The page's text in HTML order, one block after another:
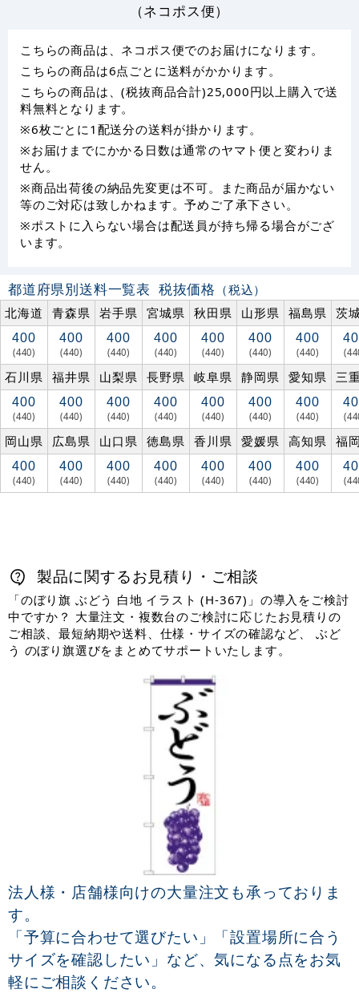
（ネコポス便）
こちらの商品は、ネコポス便でのお届けになります。
こちらの商品は6点ごとに送料がかかります。
こちらの商品は、(税抜商品合計)25,000円以上購入で送
料無料となります。
※6枚ごとに1配送分の送料が掛かります。
※お届けまでにかかる日数は通常のヤマト便と変わりま
せん。
※商品出荷後の納品先変更は不可。また商品が届かない
等のご対応は致しかねます。予めご了承下さい。
※ポストに入らない場合は配送員が持ち帰る場合がござ
います。
都道府県別送料一覧表 税抜価格 （税込）
北海道
青森県 岩手県 宮城県 秋田県 山形県 福島県 茨
400
(440)
400
(440)
400
(440)
400
(440)
400
(440)
400
(440)
400
(440)
石川県 福井県 山梨県 長野県 岐阜県 静岡県 愛知県 三
400
(440)
400
(440)
400
(440)
400
(440)
400
(440)
400
(440)
400
(440)
岡山県 広島県 山口県 徳島県 香川県 愛媛県 高知県 福
400
(440)
400
(440)
400
(440)
400
(440)
400
(440)
400
(440)
400
(440)
製品に関するお見積り・ご相談
「のぼり旗 ぶどう 白地 イラスト (H-367)」の導入をご検討
中ですか？ 大量注文・複数台のご検討に応じたお見積りの
ご相談、最短納期や送料、仕様・サイズの確認など、 ぶど
う のぼり旗選びをまとめてサポートいたします。
法人様・店舗様向けの大量注文も承っておりま
す。
「予算に合わせて選びたい」「設置場所に合う
サイズを確認したい」など、気になる点をお気
軽にご相談ください。